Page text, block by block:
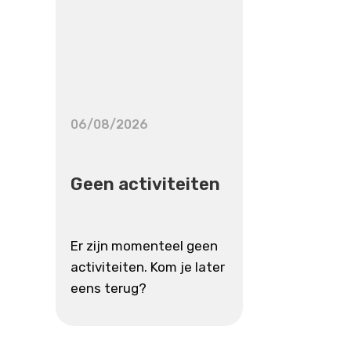
06/08/2026
Geen activiteiten
Er zijn momenteel geen
activiteiten. Kom je later
eens terug?